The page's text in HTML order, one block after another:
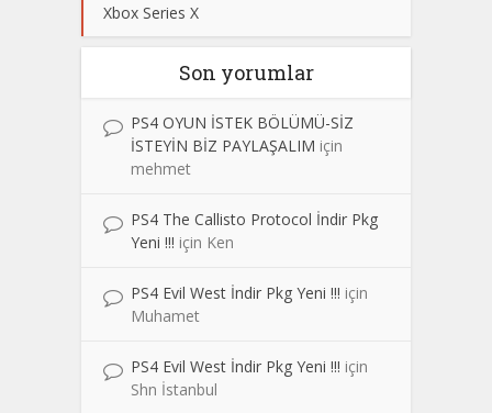
Xbox Series X
Son yorumlar
PS4 OYUN İSTEK BÖLÜMÜ-SİZ
İSTEYİN BİZ PAYLAŞALIM için
mehmet
PS4 The Callisto Protocol İndir Pkg
Yeni !!! için Ken
PS4 Evil West İndir Pkg Yeni !!! için
Muhamet
PS4 Evil West İndir Pkg Yeni !!! için
Shn İstanbul